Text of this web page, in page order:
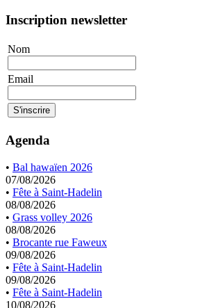
Inscription newsletter
Nom
Email
Agenda
• Bal hawaïen 2026
07/08/2026
• Fête à Saint-Hadelin
08/08/2026
• Grass volley 2026
08/08/2026
• Brocante rue Faweux
09/08/2026
• Fête à Saint-Hadelin
09/08/2026
• Fête à Saint-Hadelin
10/08/2026